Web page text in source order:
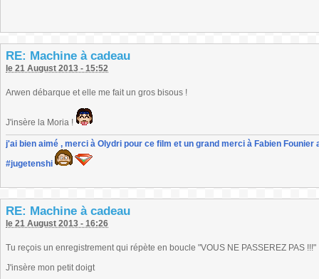
RE: Machine à cadeau
le 21 August 2013 - 15:52
Arwen débarque et elle me fait un gros bisous !
J'insère la Moria !
j'ai bien aimé , merci à Olydri pour ce film et un grand merci à Fabien
#jugetenshi
RE: Machine à cadeau
le 21 August 2013 - 16:26
Tu reçois un enregistrement qui répète en boucle "VOUS NE PASSEREZ PAS !!!"
J'insère mon petit doigt